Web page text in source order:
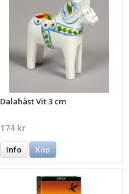
Dalahäst Vit 3 cm
174 kr
Info Köp